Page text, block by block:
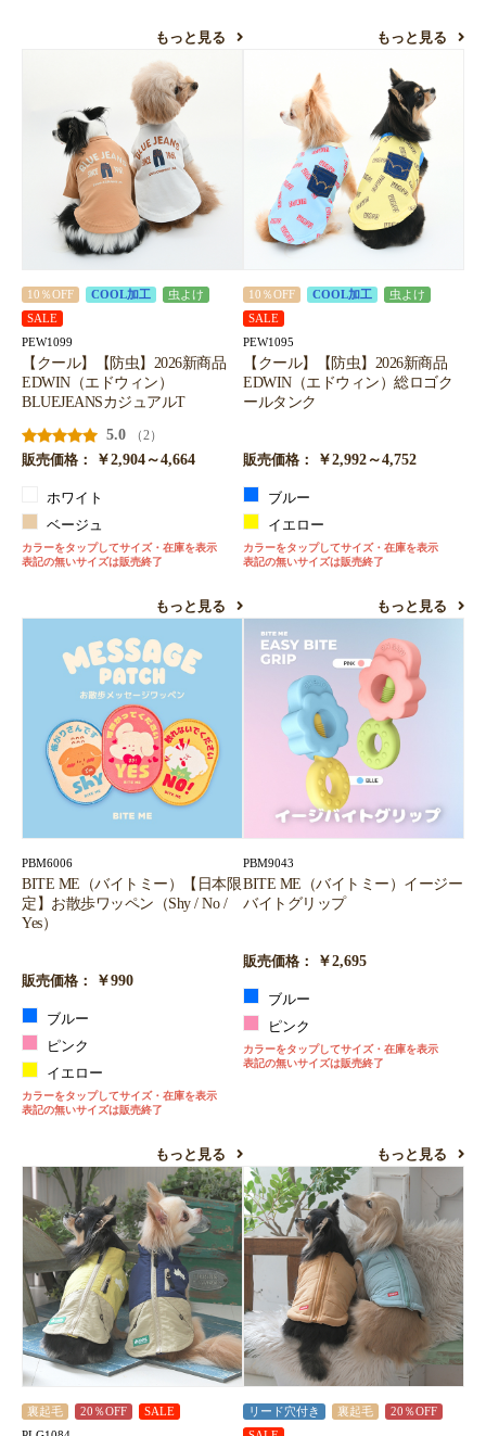
もっと見る もっと見る
10％OFF COOL加工
虫よけ
SALE
PEW1099
【クール】【防虫】2026新商品
EDWIN（エドウィン）
BLUEJEANSカジュアルT
5.0
（2）
販売価格：
￥2,904～4,664
ホワイト
ベージュ
カラーをタップしてサイズ・在庫を表示
表記の無いサイズは販売終了
もっと見る
10％OFF COOL加工
虫よけ
SALE
PEW1095
【クール】【防虫】2026新商品
EDWIN（エドウィン）総ロゴク
ールタンク
販売価格： ￥2,992～4,752
ブルー
イエロー
カラーをタップしてサイズ・在庫を表示
表記の無いサイズは販売終了
もっと見る
PBM6006
BITE ME（バイトミー）【日本限
定】お散歩ワッペン（Shy / No /
Yes）
販売価格： ￥990
ブルー
ピンク
イエロー
カラーをタップしてサイズ・在庫を表示
表記の無いサイズは販売終了
もっと見る
PBM9043
BITE ME（バイトミー）イージー
バイトグリップ
販売価格： ￥2,695
ブルー
ピンク
カラーをタップしてサイズ・在庫を表示
表記の無いサイズは販売終了
もっと見る
裏起毛 20％OFF SALE リード穴付き 裏起毛
20％OFF